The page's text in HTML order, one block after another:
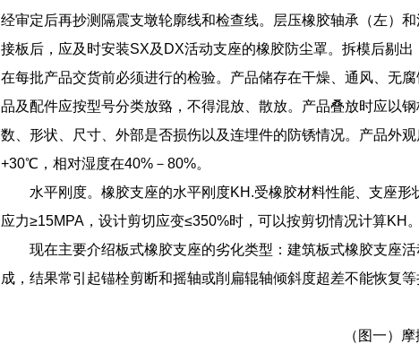
经审定后再抄测隔震支墩轮廓线和检查线。层压橡胶轴承（左）
接板后，应及时安装SX及DX活动支座的橡胶防尘罩。拆模后剔
在每批产品交货前必须进行的检验。产品储存在干燥、通风、无
品及配件应按型号分类放臵，不得混放、散放。产品叠放时应以
数、形状、尺寸、外部是否损伤以及连埋件的防锈情况。产品外
+30℃，相对湿度在40%－80%。
水平刚度。橡胶支座的水平刚度KH.受橡胶材料性能、支座
应力≥15MPA，设计剪切应变≤350%时，可以按剪切情况计算KH。
现在主要介绍板式橡胶支座的劣化类型：建筑板式橡胶支座
成，结果常引起锚栓剪断和摇轴或削扁辊轴倾斜度超差不能恢复等
（图一）